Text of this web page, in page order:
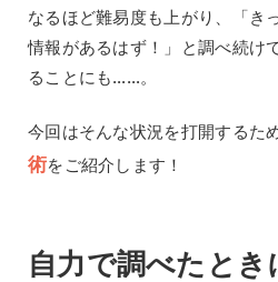
なるほど難易度も上がり、「き
情報があるはず！」と調べ続け
ることにも……。
今回はそんな状況を打開するた
術をご紹介します！
自力で調べたと